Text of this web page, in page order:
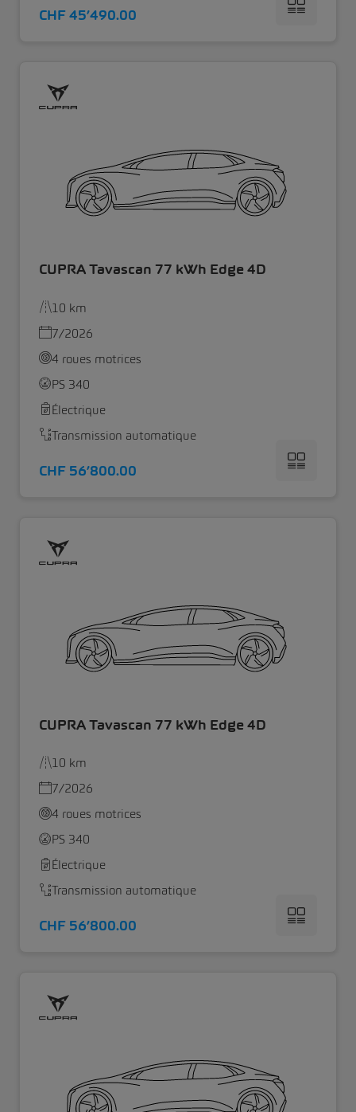
CHF 45’490.00
CUPRA Tavascan 77 kWh Edge 4D
10 km
7/2026
4 roues motrices
PS 340
Électrique
Transmission automatique
CHF 56’800.00
CUPRA Tavascan 77 kWh Edge 4D
10 km
7/2026
4 roues motrices
PS 340
Électrique
Transmission automatique
CHF 56’800.00